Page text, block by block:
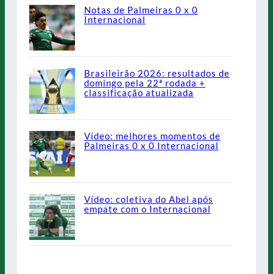
Notas de Palmeiras 0 x 0
Internacional
Brasileirão 2026: resultados de
domingo pela 22ª rodada +
classificação atualizada
Vídeo: melhores momentos de
Palmeiras 0 x 0 Internacional
Vídeo: coletiva do Abel após
empate com o Internacional